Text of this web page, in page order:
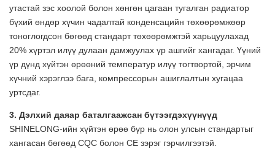
утастай зэс хоолой болон хөнгөн цагаан тугалган радиатор
бүхий өндөр хүчин чадалтай конденсацийн төхөөрөмжөөр
тоноглогдсон бөгөөд стандарт төхөөрөмжтэй харьцуулахад
20% хүртэл илүү дулаан дамжуулах үр ашгийг хангадаг. Үүний
үр дүнд хүйтэн өрөөний температур илүү тогтвортой, эрчим
хүчний хэрэглээ бага, компрессорын ашиглалтын хугацаа
уртсдаг.
3. Дэлхий даяар баталгаажсан бүтээгдэхүүнүүд
SHINELONG-ийн хүйтэн өрөө бүр нь олон улсын стандартыг
хангасан бөгөөд CQC болон CE зэрэг гэрчилгээтэй.